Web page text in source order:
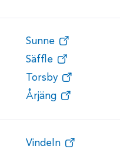
Sunne
Säffle
Torsby
Årjäng
Vindeln